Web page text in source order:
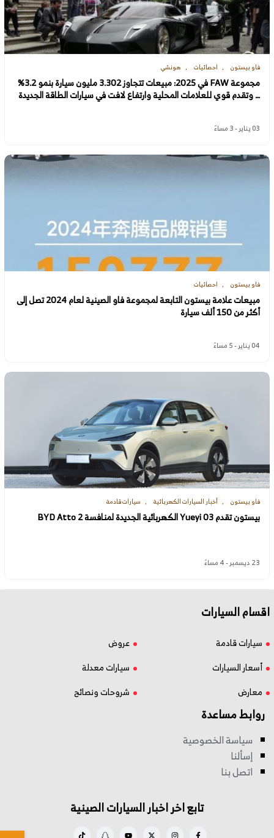
فاو بيستون احصائيات هونشي
مجموعة FAW في 2025: مبيعات تتجاوز 3.302 مليون سيارة بنمو 3.2%
… وتقدم قوي للعلامات المحلية وارتفاع لافت في سيارات الطاقة الجديدة
03 يناير - 3 مساءً
فاو بيستون احصائيات
مبيعات علامة بيستون التابعة لمجموعة فاو الصينية لعام 2024 تصل إلى
أكثر من 150 ألف سيارة
04 يناير - 5 مساءً
فاو بيستون أخبار السيارات الكهربائية سيارات قادمة
بيستون تقدم Yueyi 03 الكهربائية الجديدة لمنافسة BYD Atto 2
23 ديسمبر - 4 مساءً
اقسام السيارات
سيارات قادمة
عروض
أسعار السيارات
سيارات معدلة
معارض
شروحات ونصائح
روابط مساعدة
سياسة الخصوصية
إسألنا
اتصل بنا
تابع اخر اخبار السيارات الصينية